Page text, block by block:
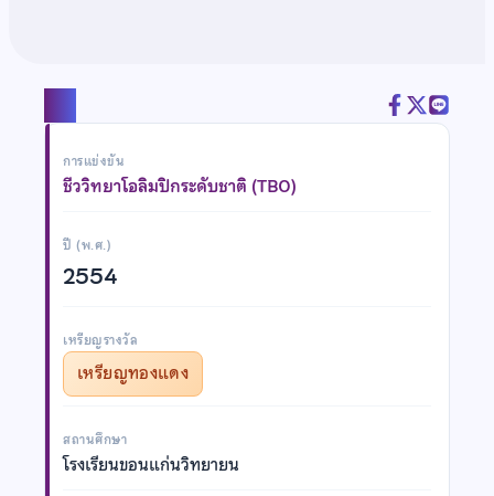
การแข่งขัน
ชีววิทยาโอลิมปิกระดับชาติ (TBO)
ปี (พ.ศ.)
2554
เหรียญรางวัล
เหรียญทองแดง
สถานศึกษา
โรงเรียนขอนแก่นวิทยายน